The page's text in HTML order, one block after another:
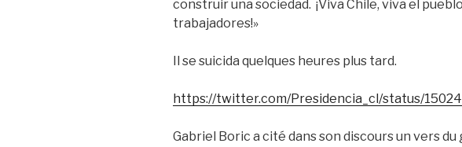
construir una sociedad. ¡Viva Chile, viva el
trabajadores!»
Il se suicida quelques heures plus tard.
https://twitter.com/Presidencia_cl/status/
Gabriel Boric a cité dans son discours un vers